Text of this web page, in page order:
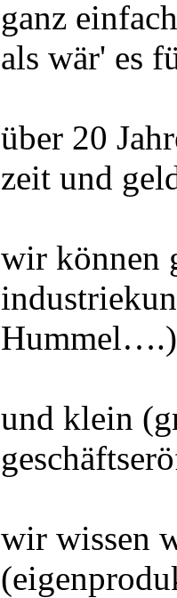
ganz
als wär' es
über 20
zeit und
wir können
Hummel….)
und klein
wir wissen